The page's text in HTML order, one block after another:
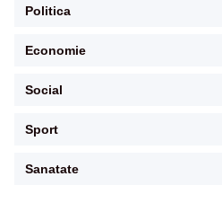
Politica
Economie
Social
Sport
Sanatate